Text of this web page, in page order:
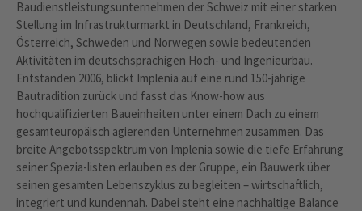
Baudienstleistungsunternehmen der Schweiz mit einer starken
Stellung im Infrastrukturmarkt in Deutschland, Frankreich,
Österreich, Schweden und Norwegen sowie bedeutenden
Aktivitäten im deutschsprachigen Hoch- und Ingenieurbau.
Entstanden 2006, blickt Implenia auf eine rund 150-jährige
Bautradition zurück und fasst das Know-how aus
hochqualifizierten Baueinheiten unter einem Dach zu einem
gesamteuropäisch agierenden Unternehmen zusammen. Das
breite Angebotsspektrum von Implenia sowie die tiefe Erfahrung
seiner Spezia-listen erlauben es der Gruppe, ein Bauwerk über
seinen gesamten Lebenszyklus zu begleiten – wirtschaftlich,
integriert und kundennah. Dabei steht eine nachhaltige Balance